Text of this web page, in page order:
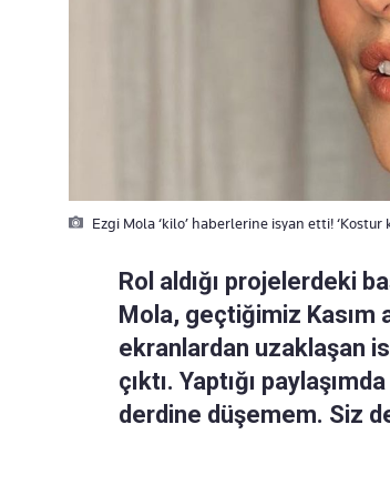
Ezgi Mola ‘kilo’ haberlerine isyan etti!
Rol aldığı projelerdeki
Mola, geçtiğimiz Kasım
ekranlardan uzaklaşan
çıktı. Yaptığı
derdine düşemem. Siz